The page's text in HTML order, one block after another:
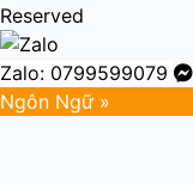
Reserved
Zalo: 0799599079
Ngôn Ngữ »